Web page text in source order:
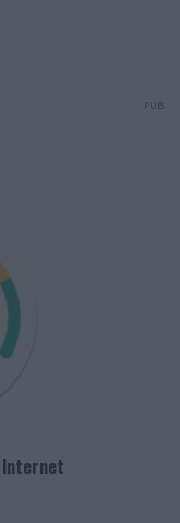
PUB
Internet